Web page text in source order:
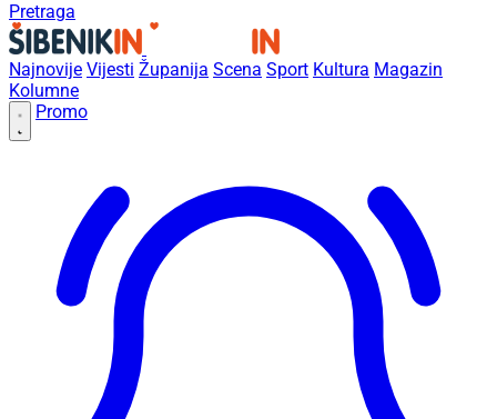
Pretraga
Najnovije Vijesti Županija Scena Sport Kultura Magazin
Kolumne
Promo